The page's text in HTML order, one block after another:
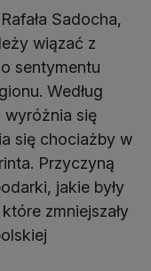
Sadocha,
wiązać z
sentymentu
Według
wyróżnia się
się chociażby w
Przyczyną
jakie były
zmniejszały